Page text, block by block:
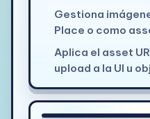
Gestiona
Place o como
Aplica el asset
upload a la UI u